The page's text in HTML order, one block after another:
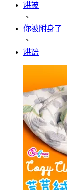
烘被
、
你被附身了
、
烘焙